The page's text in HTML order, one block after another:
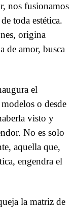
nos fusionamos
toda estética.
origina
de amor, busca
el
o desde
visto y
No es solo
aquella que,
engendra el
la matriz de